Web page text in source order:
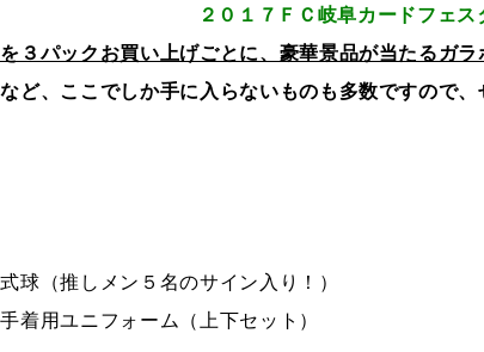
２０１７ＦＣ岐阜カードフェス
３パックお買い上げごとに、豪華景品が当たるガラ
ど、ここでしか手に入らないものも多数ですので、
球（推しメン５名のサイン入り！）
着用ユニフォーム（上下セット）